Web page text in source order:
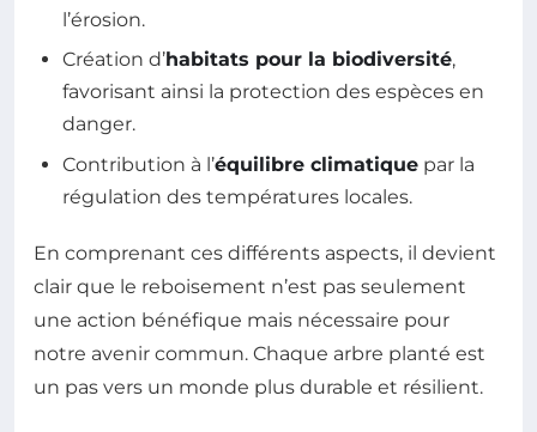
l’érosion.
Création d’habitats pour la biodiversité,
favorisant ainsi la protection des espèces en
danger.
Contribution à l’équilibre climatique par la
régulation des températures locales.
En comprenant ces différents aspects, il devient
clair que le reboisement n’est pas seulement
une action bénéfique mais nécessaire pour
notre avenir commun. Chaque arbre planté est
un pas vers un monde plus durable et résilient.